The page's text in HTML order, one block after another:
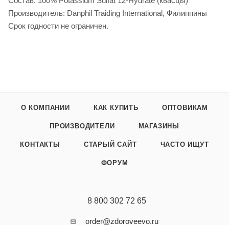
Производитель: Danphil Traiding International, Филиппины
Срок годности не ограничен.
О КОМПАНИИ КАК КУПИТЬ ОПТОВИКАМ
ПРОИЗВОДИТЕЛИ МАГАЗИНЫ
КОНТАКТЫ СТАРЫЙ САЙТ ЧАСТО ИЩУТ
ФОРУМ
8 800 302 72 65
order@zdoroveevo.ru